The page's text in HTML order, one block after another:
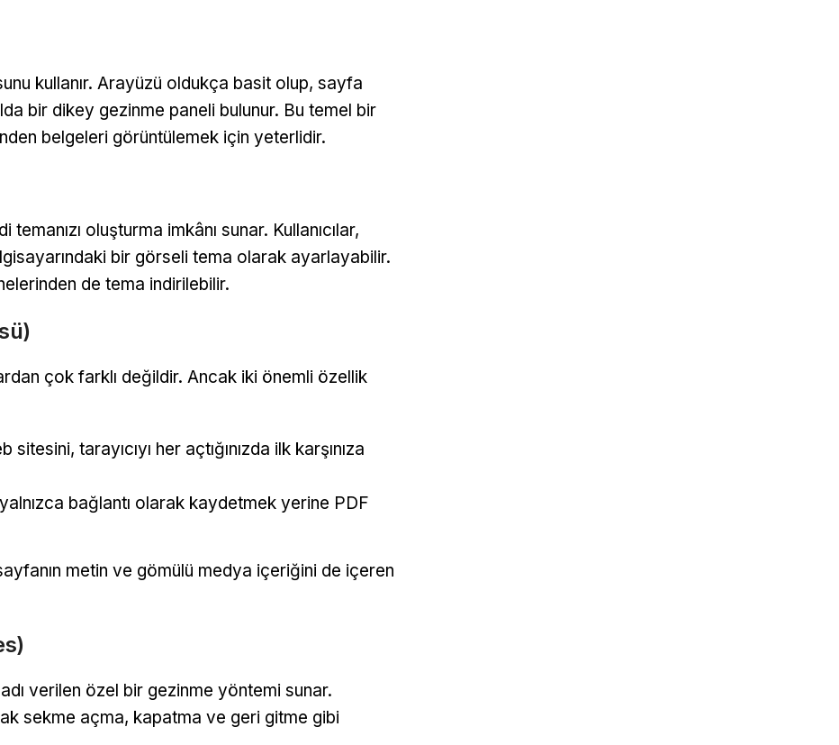
kullanır. Arayüzü oldukça basit olup, sayfa
bir dikey gezinme paneli bulunur. Bu temel bir
belgeleri görüntülemek için yeterlidir.
oluşturma imkânı sunar. Kullanıcılar,
bir görseli tema olarak ayarlayabilir.
de tema indirilebilir.
çok farklı değildir. Ancak iki önemli özellik
sitesini, tarayıcıyı her açtığınızda ilk karşınıza
bağlantı olarak kaydetmek yerine PDF
metin ve gömülü medya içeriğini de içeren
verilen özel bir gezinme yöntemi sunar.
sekme açma, kapatma ve geri gitme gibi